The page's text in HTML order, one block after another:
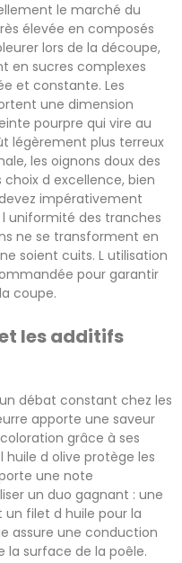
le marché du
élevée en composés
lors de la découpe,
en sucres complexes
et constante. Les
une dimension
pourpre qui vire au
légèrement plus terreux
les oignons doux des
d excellence, bien
impérativement
uniformité des tranches
ne se transforment en
soient cuits. L utilisation
pour garantir
coupe.
les additifs
débat constant chez les
apporte une saveur
grâce à ses
huile d olive protège les
une note
un duo gagnant : une
filet d huile pour la
assure une conduction
la surface de la poêle.